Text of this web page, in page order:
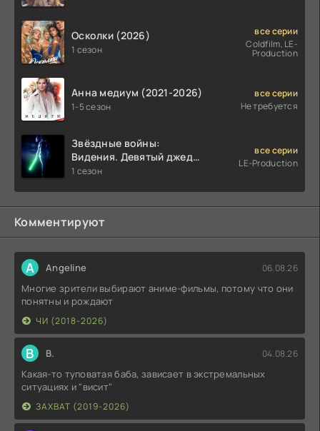
Осколки (2026)
1 сезон
все серии
Coldfilm, LE-
Production
Анна медиум (2021-2026)
1-5 сезон
все серии
Не требуется
Звёздные войны:
Видения. Девятый джедай
(2026)
1 сезон
все серии
LE-Production
Комментируют
A Angeline 06.08.26
Многие зрители выбирают аниме-фильмы, потому что они
понятны и рождают
ЧИ (2018-2026)
В В. 04.08.26
Какая-то туповатая баба, зависает в экстремальных
ситуациях и "висит"
ЗАХВАТ (2019-2026)